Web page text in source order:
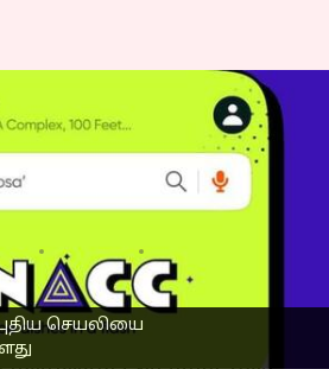
புதிய செயலியை
15 நிமிட
ஸ்விக்கி
V Jan 08, 2025